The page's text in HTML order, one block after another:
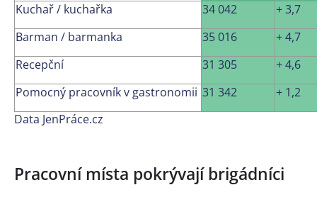
Kuchař / kuchařka
34 042
+ 3,7
Barman / barmanka
35 016
+ 4,7
Recepční
31 305
+ 4,6
Pomocný pracovník v gastronomii 31 342
+ 1,2
Data JenPráce.cz
Pracovní místa pokrývají brigádníci